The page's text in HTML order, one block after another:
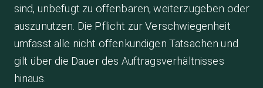
sind, unbefugt zu offenbaren, weiterzugeben oder
auszunutzen. Die Pflicht zur Verschwiegenheit
umfasst alle nicht offenkundigen Tatsachen und
gilt über die Dauer des Auftragsverhältnisses
hinaus.